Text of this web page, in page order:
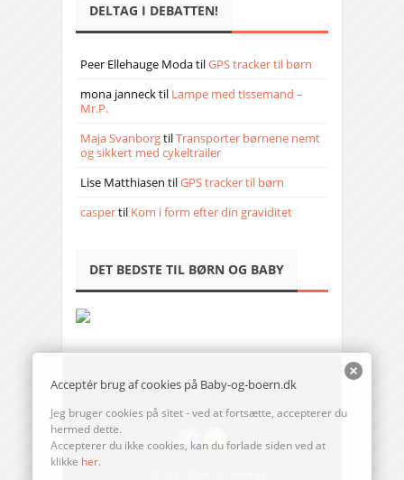
DELTAG I DEBATTEN!
Peer Ellehauge ModatilGPS tracker til børn
mona jannecktil Lampe med tissemand –
Mr.P.
Maja SvanborgtilTransporter børnene nemt
og sikkert med cykeltrailer
Lise Matthiasen tilGPS tracker til børn
caspertil Kom i form efter din graviditet
DET BEDSTE TIL BØRN OG BABY
Acceptér brug af cookies på Baby-og-boern.dk
Jeg bruger cookies på sitet - ved at fortsætte, accepterer du
hermed dette.
Accepterer du ikke cookies, kan du forlade siden ved at
klikke her.